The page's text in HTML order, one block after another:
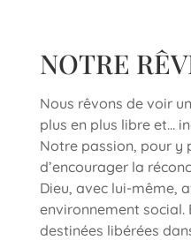
NOTRE
Nous rêvons de voir
plus en plus libre et…
Notre passion, pour y
d’encourager la
Dieu, avec lui-même,
environnement social.
destinées libérées